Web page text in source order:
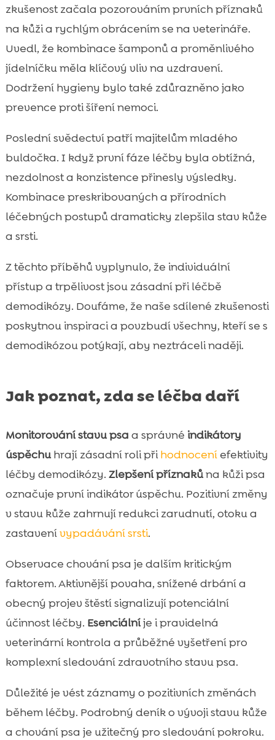
zkušenost začala pozorováním prvních příznaků
na kůži a rychlým obrácením se na veterináře.
Uvedl, že kombinace šamponů a proměnlivého
jídelníčku měla klíčový vliv na uzdravení.
Dodržení hygieny bylo také zdůrazněno jako
prevence proti šíření nemoci.
Poslední svědectví patří majitelům mladého
buldočka. I když první fáze léčby byla obtížná,
nezdolnost a konzistence přinesly výsledky.
Kombinace preskribovaných a přírodních
léčebných postupů dramaticky zlepšila stav kůže
a srsti.
Z těchto příběhů vyplynulo, že individuální
přístup a trpělivost jsou zásadní při léčbě
demodikózy. Doufáme, že naše sdílené zkušenosti
poskytnou inspiraci a povzbudí všechny, kteří se s
demodikózou potýkají, aby neztráceli naději.
Jak poznat, zda se léčba daří
Monitorování stavu psa a správné indikátory
úspěchuhrají zásadní roli přihodnoceníefektivity
léčby demodikózy. Zlepšení příznakůna kůži psa
označuje první indikátor úspěchu. Pozitivní změny
v stavu kůže zahrnují redukci zarudnutí, otoku a
zastavenívypadávání srsti.
Observace chování psa je dalším kritickým
faktorem. Aktivnější povaha, snížené drbání a
obecný projev štěstí signalizují potenciální
účinnost léčby. Esenciálníje i pravidelná
veterinární kontrola a průběžné vyšetření pro
komplexní sledování zdravotního stavu psa.
Důležité je vést záznamy o pozitivních změnách
během léčby. Podrobný deník o vývoji stavu kůže
a chování psa je užitečný pro sledování pokroku.